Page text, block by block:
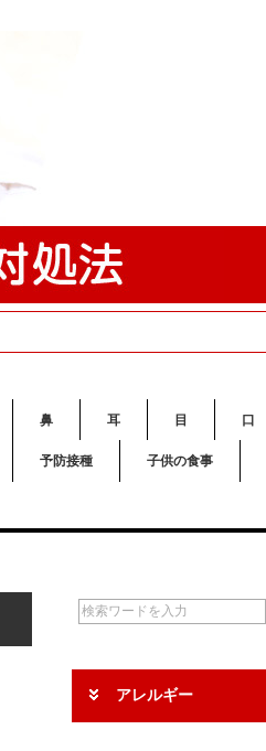
鼻 耳 目 口
予防接種 子供の食事
アレルギー